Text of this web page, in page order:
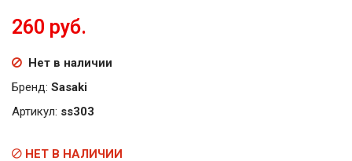
260 руб.
Нет в наличии
Бренд: Sasaki
Артикул: ss303
НЕТ В НАЛИЧИИ